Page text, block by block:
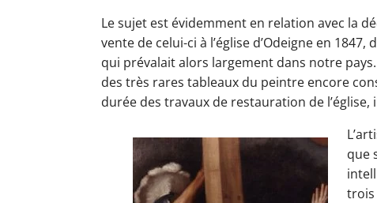
Le sujet est évidemment en relation avec la
vente de celui-ci à l’église d’Odeigne en
qui prévalait alors largement dans notre pays.
des très rares tableaux du peintre encore
durée des travaux de restauration de
que
trois